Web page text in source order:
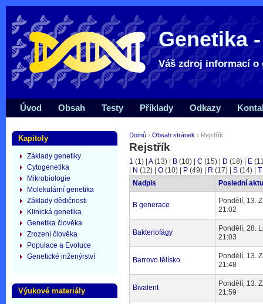
Genetika
Váš zdroj informací o
Domů › Obsah stránek › Rejstřík
Rejstřík
1 (1) A(13) B (10) C (15) D (18) E
N (12) O (10) P (49) R (17) S (14) T
Nadpis
Poslední
B generace
Pondělí, 13.
21:02
Bakteriofágy
Pondělí, 28.
21:03
Barrovo tělísko
Pondělí, 13.
21:48
Bivalent
Pondělí, 13.
21:59
Úvod Obsah Testy Příklady Odkazy
Kapitoly
Základy genetiky
Cytogenetika
Mikrobiologie
Molekulární genetika
Základy dědičnosti
Klinická genetika
Genetika člověka
Zrození člověka
Populace a Evoluce
Genetické inženýrství
Výukové materiály